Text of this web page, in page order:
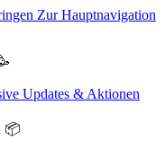
Zur Hauptnavigation
Updates & Aktionen
📦